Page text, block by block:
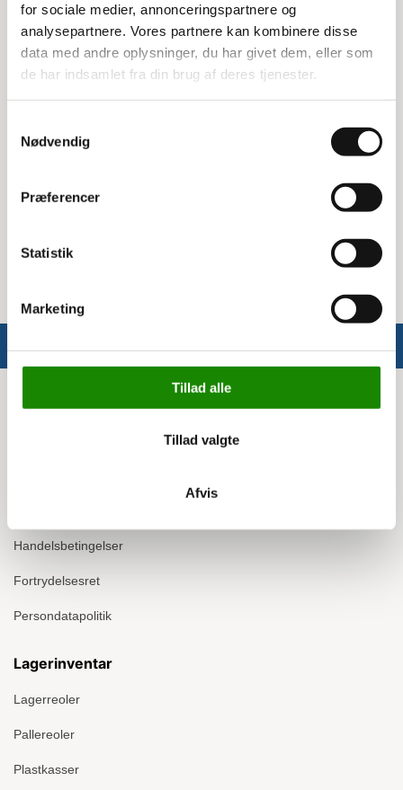
for sociale medier, annonceringspartnere og
analysepartnere. Vores partnere kan kombinere disse
data med andre oplysninger, du har givet dem, eller som
de har indsamlet fra din brug af deres tjenester.
Nødvendig
Præferencer
Statistik
Marketing
Tillad alle
Tillad valgte
Afvis
holde det rent og pænt.
Tekst og anvendelse
Pictogrammet har teksten 'RESTAFFALD', hvilket
den pågældende beholder. Det er en praktisk
løsning til både hjemmet og arbejdspladsen, hvor
Specifikationer
Mål: 12x12 cm
Info
Handelsbetingelser
Fortrydelsesret
Persondatapolitik
Lagerinventar
Lagerreoler
Pallereoler
Plastkasser